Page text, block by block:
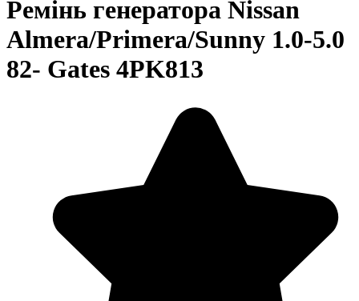
Ремінь генератора Nissan
Almera/Primera/Sunny 1.0-5.0
82- Gates 4PK813